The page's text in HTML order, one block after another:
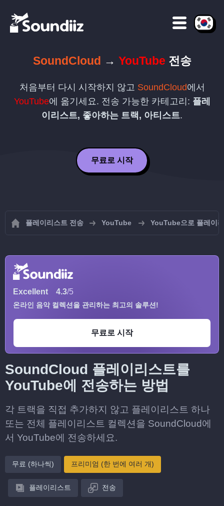
SoundCloud → YouTube 전송
처음부터 다시 시작하지 않고 SoundCloud에서
YouTube에 옮기세요. 전송 가능한 카테고리: 플레
이리스트, 좋아하는 트랙, 아티스트.
무료로 시작
플레이리스트 전송 YouTube YouTube으로 플레이
Excellent 4.3/5
온라인 음악 컬렉션을 관리하는 최고의 솔루션!
무료로 시작
SoundCloud 플레이리스트를
YouTube에 전송하는 방법
각 트랙을 직접 추가하지 않고 플레이리스트 하나
또는 전체 플레이리스트 컬렉션을 SoundCloud에
서 YouTube에 전송하세요.
무료 (하나씩) 프리미엄 (한 번에 여러 개)
플레이리스트 전송